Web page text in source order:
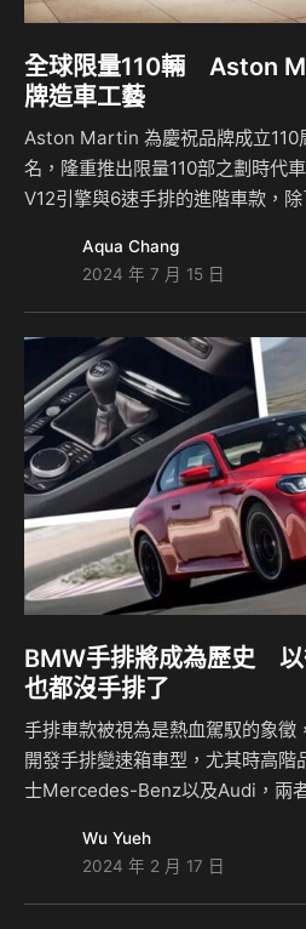
全球限量110輛 Aston
牌造車工藝
Aston Martin 為慶祝品牌成立110
名，隆重推出限量110部之劃時代
V12引擎與6速手排的進階車款，
愛好者，並展現 Aston Martin 在
成就。 Aston Martin CEO
是 Aston Martin 對駕馭熱情和卓
象徵 Aston Martin 邁向全新的開
經典特質與現代元素，另一方面
Aqua Chang
2024 年 7 月 15 日
BMW手排將成為歷史
也都沒手排了
手排車款被視為是熱血駕馭的象徵
開發手排變速箱車型，尤其時高階
士Mercedes-Benz以及Audi，兩
牌的董事會成員Frank Weber近日
已經結束了，意味著以後將不會
BMW董事會成員之一的Frank
Wu Yueh
2024 年 2 月 17 日